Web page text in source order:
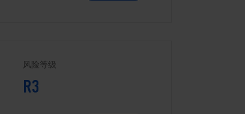
风险等级
R3